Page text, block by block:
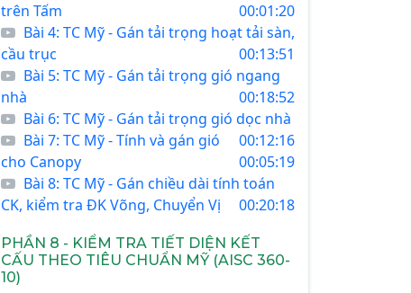
trên Tấm
00:01:20
Bài 4: TC Mỹ - Gán tải trọng hoạt tải sàn,
cầu trục
00:13:51
Bài 5: TC Mỹ - Gán tải trọng gió ngang
nhà
00:18:52
Bài 6: TC Mỹ - Gán tải trọng gió dọc nhà
00:12:16
Bài 7: TC Mỹ - Tính và gán gió
cho Canopy
00:05:19
Bài 8: TC Mỹ - Gán chiều dài tính toán
CK, kiểm tra ĐK Võng, Chuyển Vị
00:20:18
PHẦN 8 - KIỂM TRA TIẾT DIỆN KẾT
CẤU THEO TIÊU CHUẨN MỸ (AISC 360-
10)